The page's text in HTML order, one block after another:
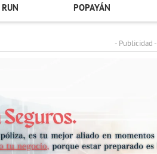
POPAYÁN
- Publicidad -